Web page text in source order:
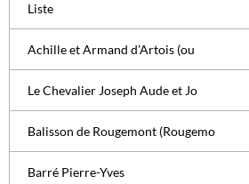
Liste
Achille et Armand d’Artois (ou
Le Chevalier Joseph Aude et Jo
Balisson de Rougemont (Rougemo
Barré Pierre-Yves